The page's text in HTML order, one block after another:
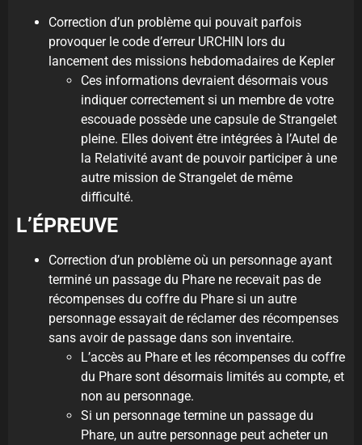
Correction d’un problème qui pouvait parfois
provoquer le code d’erreur URCHIN lors du
lancement des missions hebdomadaires de Kepler
Ces informations devraient désormais vous
indiquer correctement si un membre de votre
escouade possède une capsule de Strangelet
pleine. Elles doivent être intégrées à l’Autel de
la Relativité avant de pouvoir participer à une
autre mission de Strangelet de même
difficulté.
L’ÉPREUVE
Correction d’un problème où un personnage ayant
terminé un passage du Phare ne recevait pas de
récompenses du coffre du Phare si un autre
personnage essayait de réclamer des récompenses
sans avoir de passage dans son inventaire.
L’accès au Phare et les récompenses du coffre
du Phare sont désormais limités au compte, et
non au personnage.
Si un personnage termine un passage du
Phare, un autre personnage peut acheter un